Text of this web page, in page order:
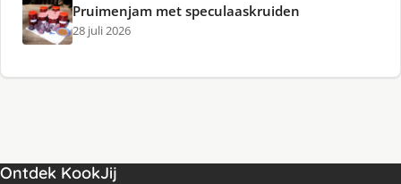
Pruimenjam met speculaaskruiden
28 juli 2026
Ontdek KookJij